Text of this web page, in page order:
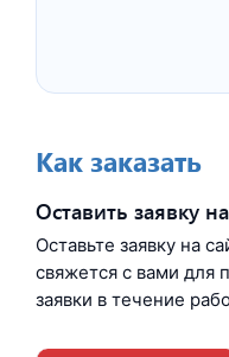
Как заказать
Оставить заявку
Оставьте заявку на
свяжется с вами для
заявки в течение